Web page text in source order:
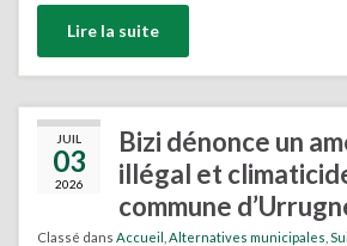
Lire la suite
JUIL
03
2026
Bizi dénonce un
illégal et
commune
Classé dans Accueil Alternatives municipales